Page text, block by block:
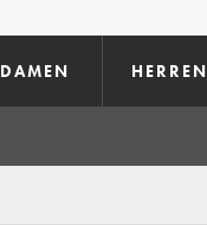
DAMEN HERREN